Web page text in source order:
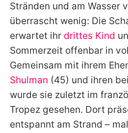
Stränden und am Wasser
überrascht wenig: Die
erwartet ihr drittes Kind
Sommerzeit offenbar in
Gemeinsam mit ihrem
Shulman (45) und ihren
wurde sie zuletzt im
Tropez gesehen. Dort
entspannt am Strand –